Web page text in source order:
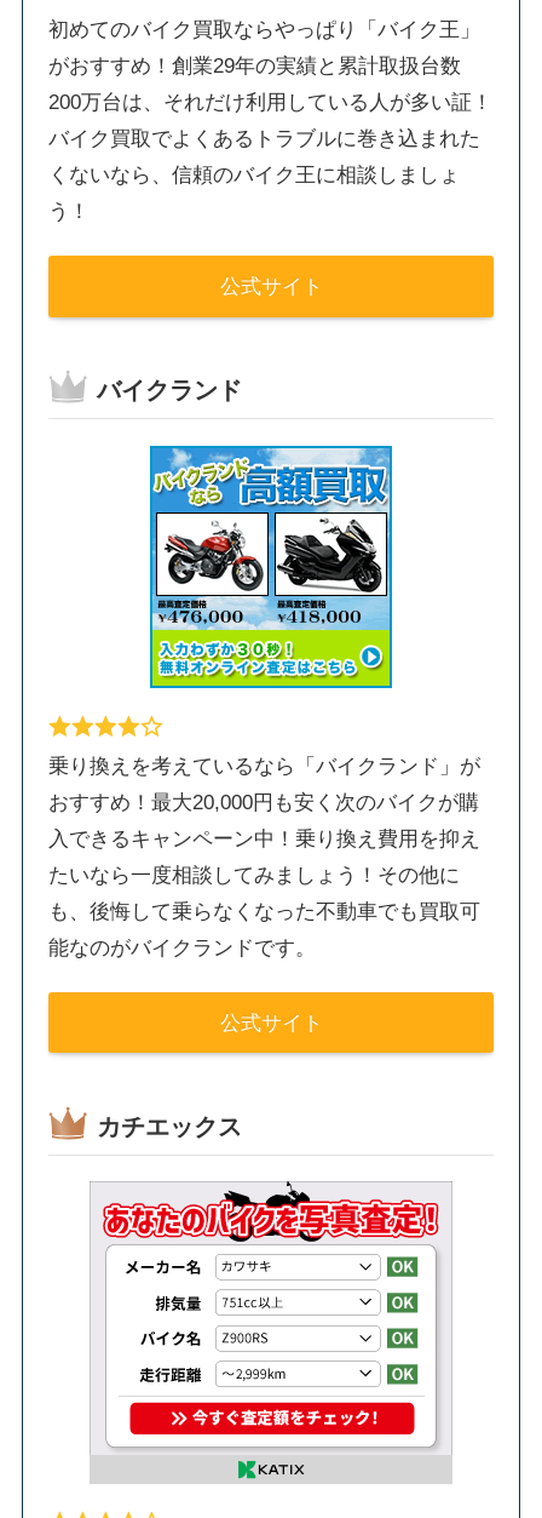
初めてのバイク買取ならやっぱり「バイク王」
がおすすめ！創業29年の実績と累計取扱台数
200万台は、それだけ利用している人が多い証！
バイク買取でよくあるトラブルに巻き込まれた
くないなら、信頼のバイク王に相談しましょ
う！
公式サイト
バイクランド
乗り換えを考えているなら「バイクランド」が
おすすめ！最大20,000円も安く次のバイクが購
入できるキャンペーン中！乗り換え費用を抑え
たいなら一度相談してみましょう！その他に
も、後悔して乗らなくなった不動車でも買取可
能なのがバイクランドです。
公式サイト
カチエックス